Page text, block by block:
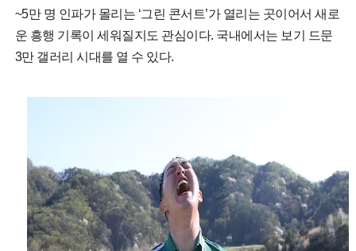
~5만 명 인파가 몰리는 ‘그린 콘서트’가 열리는 곳이어서 새로
운 흥행 기록이 세워질지도 관심이다. 국내에서는 보기 드문
3만 갤러리 시대를 열 수 있다.